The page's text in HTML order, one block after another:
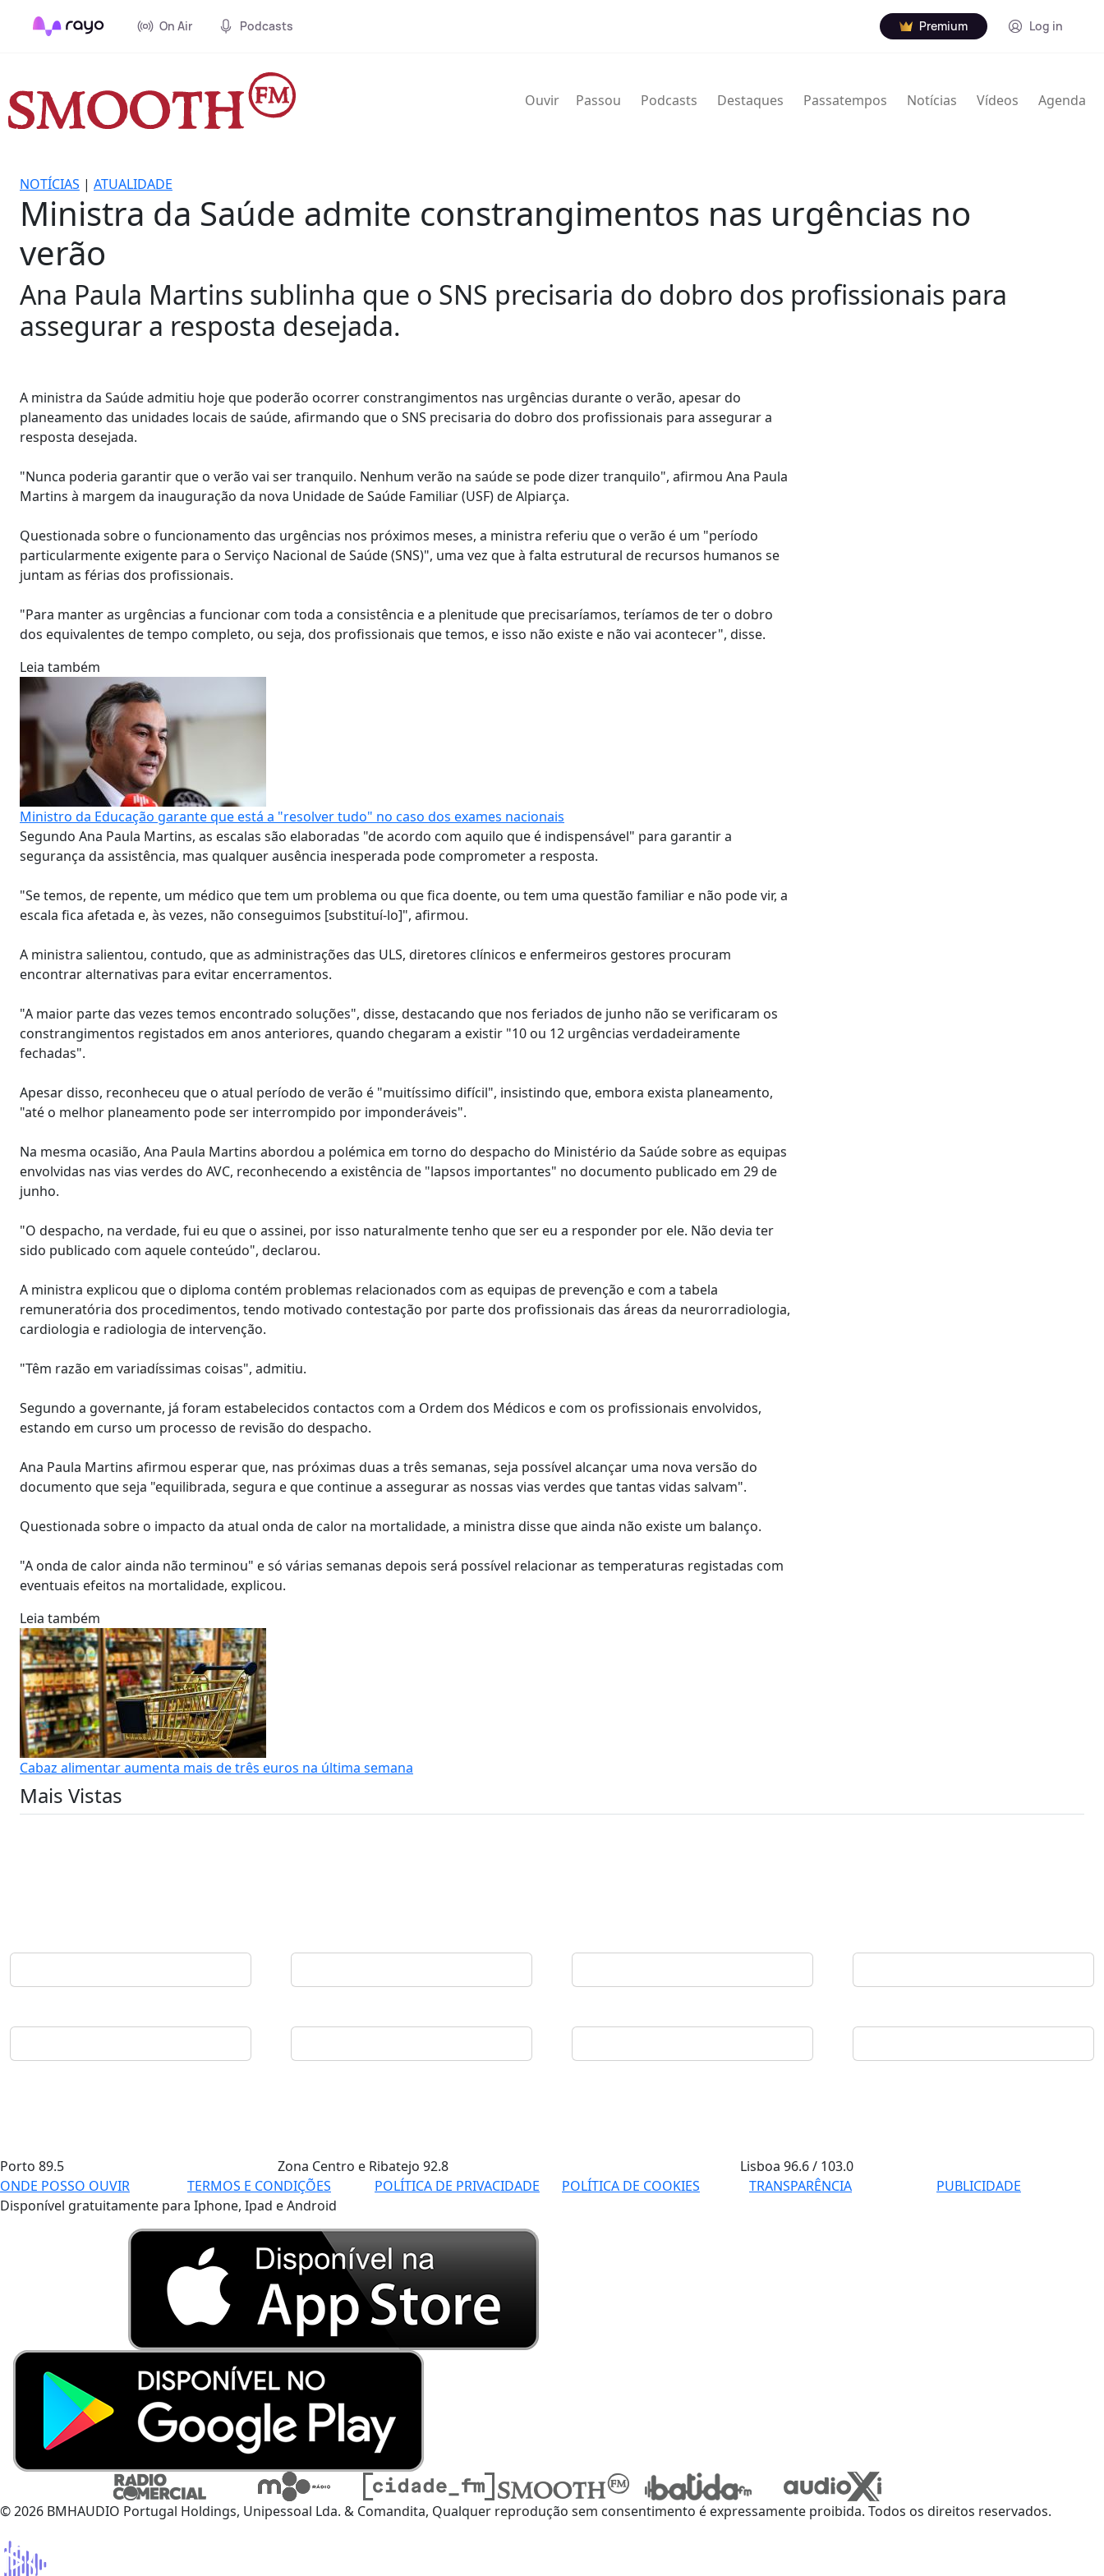
On Air Podcasts Premium Log in
Ouvir Passou Podcasts Destaques Passatempos Notícias Vídeos Agenda
NOTÍCIAS | ATUALIDADE
Ministra da Saúde admite constrangimentos nas urgências no
verão
Ana Paula Martins sublinha que o SNS precisaria do dobro dos profissionais para
assegurar a resposta desejada.
A ministra da Saúde admitiu hoje que poderão ocorrer constrangimentos nas urgências durante o verão, apesar do
planeamento das unidades locais de saúde, afirmando que o SNS precisaria do dobro dos profissionais para assegurar a
resposta desejada.
"Nunca poderia garantir que o verão vai ser tranquilo. Nenhum verão na saúde se pode dizer tranquilo", afirmou Ana Paula
Martins à margem da inauguração da nova Unidade de Saúde Familiar (USF) de Alpiarça.
Questionada sobre o funcionamento das urgências nos próximos meses, a ministra referiu que o verão é um "período
particularmente exigente para o Serviço Nacional de Saúde (SNS)", uma vez que à falta estrutural de recursos humanos se
juntam as férias dos profissionais.
"Para manter as urgências a funcionar com toda a consistência e a plenitude que precisaríamos, teríamos de ter o dobro
dos equivalentes de tempo completo, ou seja, dos profissionais que temos, e isso não existe e não vai acontecer", disse.
Leia também
Ministro da Educação garante que está a "resolver tudo" no caso dos exames nacionais
Segundo Ana Paula Martins, as escalas são elaboradas "de acordo com aquilo que é indispensável" para garantir a
segurança da assistência, mas qualquer ausência inesperada pode comprometer a resposta.
"Se temos, de repente, um médico que tem um problema ou que fica doente, ou tem uma questão familiar e não pode vir, a
escala fica afetada e, às vezes, não conseguimos [substituí-lo]", afirmou.
A ministra salientou, contudo, que as administrações das ULS, diretores clínicos e enfermeiros gestores procuram
encontrar alternativas para evitar encerramentos.
"A maior parte das vezes temos encontrado soluções", disse, destacando que nos feriados de junho não se verificaram os
constrangimentos registados em anos anteriores, quando chegaram a existir "10 ou 12 urgências verdadeiramente
fechadas".
Apesar disso, reconheceu que o atual período de verão é "muitíssimo difícil", insistindo que, embora exista planeamento,
"até o melhor planeamento pode ser interrompido por imponderáveis".
Na mesma ocasião, Ana Paula Martins abordou a polémica em torno do despacho do Ministério da Saúde sobre as equipas
envolvidas nas vias verdes do AVC, reconhecendo a existência de "lapsos importantes" no documento publicado em 29 de
junho.
"O despacho, na verdade, fui eu que o assinei, por isso naturalmente tenho que ser eu a responder por ele. Não devia ter
sido publicado com aquele conteúdo", declarou.
A ministra explicou que o diploma contém problemas relacionados com as equipas de prevenção e com a tabela
remuneratória dos procedimentos, tendo motivado contestação por parte dos profissionais das áreas da neurorradiologia,
cardiologia e radiologia de intervenção.
"Têm razão em variadíssimas coisas", admitiu.
Segundo a governante, já foram estabelecidos contactos com a Ordem dos Médicos e com os profissionais envolvidos,
estando em curso um processo de revisão do despacho.
Ana Paula Martins afirmou esperar que, nas próximas duas a três semanas, seja possível alcançar uma nova versão do
documento que seja "equilibrada, segura e que continue a assegurar as nossas vias verdes que tantas vidas salvam".
Questionada sobre o impacto da atual onda de calor na mortalidade, a ministra disse que ainda não existe um balanço.
"A onda de calor ainda não terminou" e só várias semanas depois será possível relacionar as temperaturas registadas com
eventuais efeitos na mortalidade, explicou.
Leia também
Cabaz alimentar aumenta mais de três euros na última semana
Mais Vistas
Porto 89.5 Zona Centro e Ribatejo 92.8 Lisboa96.6 / 103.0
ONDE POSSO OUVIR
TERMOS E CONDIÇÕES POLÍTICA DE PRIVACIDADE POLÍTICA DE COOKIES TRANSPARÊNCIA
PUBLICIDADE
Disponível gratuitamente para Iphone, Ipad e Android
© 2026 BMHAUDIO Portugal Holdings, Unipessoal Lda. & Comandita, Qualquer reprodução sem consentimento é expressamente proibida. Todos os direitos reservados.